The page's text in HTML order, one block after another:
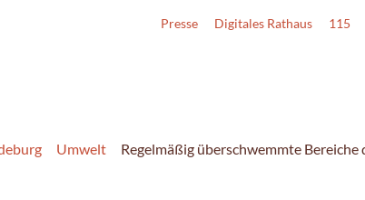
Presse Digitales Rathaus 115
Umwelt Regelmäßig überschwemmte